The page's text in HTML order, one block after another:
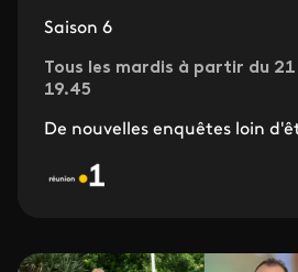
Saison 6
Tous les mardis à partir du
19.45
De nouvelles enquêtes loin